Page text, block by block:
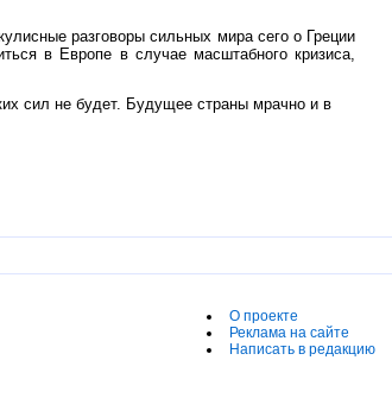
разговоры сильных мира сего о Греции
в Европе в случае масштабного кризиса,
сил не будет. Будущее страны мрачно и в
О проекте
Реклама на сайте
Написать в редакцию